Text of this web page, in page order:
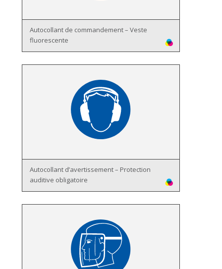
Autocollant de commandement – Veste
fluorescente
Autocollant d’avertissement – Protection
auditive obligatoire